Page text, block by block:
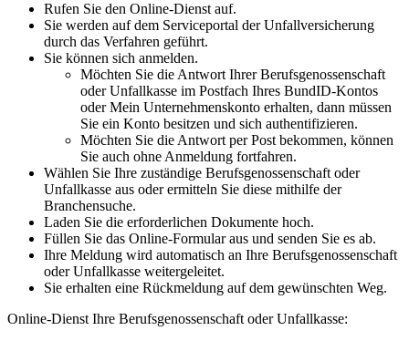
Rufen Sie den Online-Dienst auf.
Sie werden auf dem Serviceportal der Unfallversicherung
durch das Verfahren geführt.
Sie können sich anmelden.
Möchten Sie die Antwort Ihrer Berufsgenossenschaft
oder Unfallkasse im Postfach Ihres BundID-Kontos
oder Mein Unternehmenskonto erhalten, dann müssen
Sie ein Konto besitzen und sich authentifizieren.
Möchten Sie die Antwort per Post bekommen, können
Sie auch ohne Anmeldung fortfahren.
Wählen Sie Ihre zuständige Berufsgenossenschaft oder
Unfallkasse aus oder ermitteln Sie diese mithilfe der
Branchensuche.
Laden Sie die erforderlichen Dokumente hoch.
Füllen Sie das Online-Formular aus und senden Sie es ab.
Ihre Meldung wird automatisch an Ihre Berufsgenossenschaft
oder Unfallkasse weitergeleitet.
Sie erhalten eine Rückmeldung auf dem gewünschten Weg.
Online-Dienst Ihre Berufsgenossenschaft oder Unfallkasse: